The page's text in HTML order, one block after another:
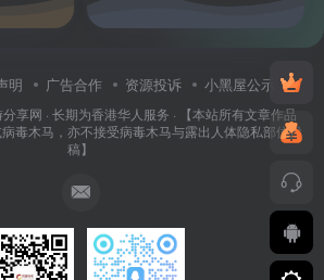
明 广告合作 资源投诉 小黑屋公示
享网 · 长期为香港华人服务 · 【本站所有文章作品
毒木马，亦不接受病毒木马与露出人体隐私部位投
稿】